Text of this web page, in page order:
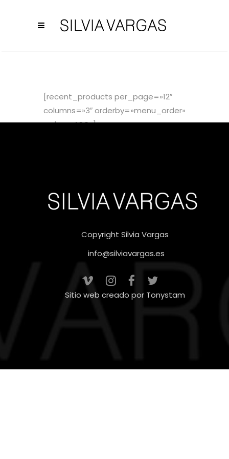
[recent_products per_page=»12″
columns=»3″ orderby=»menu_order»
order=»ASC»]
Copyright Silvia Vargas
info@silviavargas.es
Sitio web creado porTonystam